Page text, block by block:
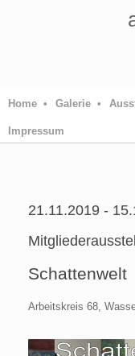
Home • Galerie •
Impressum
21.11.2019 -
Schattenwelt
Arbeitskreis 68,